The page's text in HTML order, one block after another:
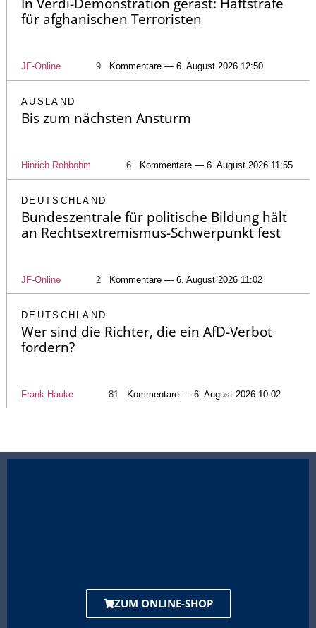
In Verdi-Demonstration gerast: Haftstrafe
für afghanischen Terroristen
JF-Online 9 Kommentare — 6. August 2026 12:50
AUSLAND
Bis zum nächsten Ansturm
Hinrich Rohbohm 6 Kommentare — 6. August 2026 11:55
DEUTSCHLAND
Bundeszentrale für politische Bildung hält
an Rechtsextremismus-Schwerpunkt fest
JF-Online 2 Kommentare — 6. August 2026 11:02
DEUTSCHLAND
Wer sind die Richter, die ein AfD-Verbot
fordern?
Frank Hauke 81 Kommentare — 6. August 2026 10:02
ZUM ONLINE-SHOP